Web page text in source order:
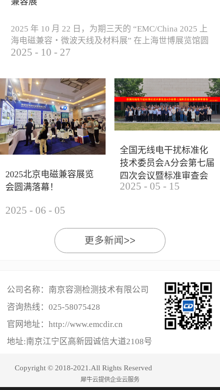
2025 年 10 月 22 日，为期三天的 “EMC/China 2025 上
海电磁兼容・微波天线及材料展” 在上海世博展览馆圆
满落下帷幕。作为电磁兼容领域的行业盛会，本届展
研讨及产品展示等多种形式，深入交流行业见解，踊
跃探索合作空间，为电磁兼容领域的高质量发展汇聚
了新动能。产品展示展会现场，公司展示了...
2025 - 10 - 27
2025北京电磁兼容展览
会圆满落幕！
2025 - 06 - 05
全国无线电干扰标准化
技术委员会A分会第七届
四次会议暨标准审查会
成功举办
2025 - 05 - 15
更多新闻>>
公司名称：南京容测检测技术有限公司
咨询热线： 025-58075428
官网地址：http://www.emcdir.cn
地址:南京江宁区高新园诚信大道2108号
Copyright © 2018-2021.All Rights Reserved
犀牛云提供企业云服务